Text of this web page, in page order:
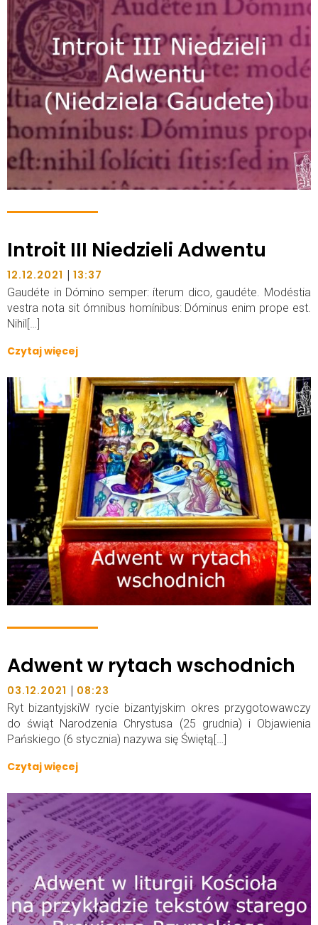
Introit III Niedzieli Adwentu
12.12.2021 | 13:37
Gaudéte in Dómino semper: íterum dico, gaudéte. Modéstia
vestra nota sit ómnibus homínibus: Dóminus enim prope est.
Nihil[…]
Czytaj więcej
Adwent w rytach wschodnich
03.12.2021 | 08:23
Ryt bizantyjskiW rycie bizantyjskim okres przygotowawczy
do świąt Narodzenia Chrystusa (25 grudnia) i Objawienia
Pańskiego (6 stycznia) nazywa się Świętą[…]
Czytaj więcej